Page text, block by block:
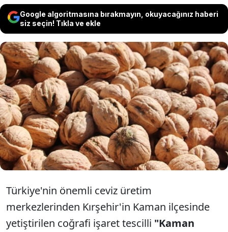
Google algoritmasına bırakmayın, okuyacağınız haberi
siz seçin! Tıkla ve ekle
Fransa ve İngiltere bile sıraya girdi! İncecik
kabuğu ve yüksek iç verimiyle yok satan
coğrafi işaretli Kaman cevizi fidanlarına
talep patladı. İşte güncel fiyatlar ve
detaylar...
Türkiye'nin önemli ceviz üretim
merkezlerinden Kırşehir'in Kaman ilçesinde
yetiştirilen coğrafi işaret tescilli "Kaman